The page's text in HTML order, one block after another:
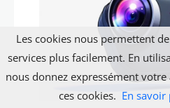
Les cookies nous permettent
services plus facilement. En
nous donnez expressément
ces cookies. En savoir